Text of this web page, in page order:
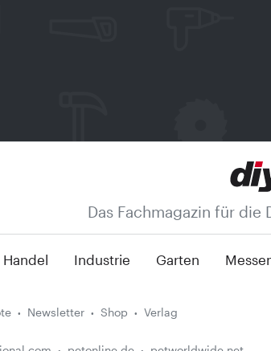
Das Fachmagazin für die
Handel Industrie Garten
Newsletter Shop Verlag